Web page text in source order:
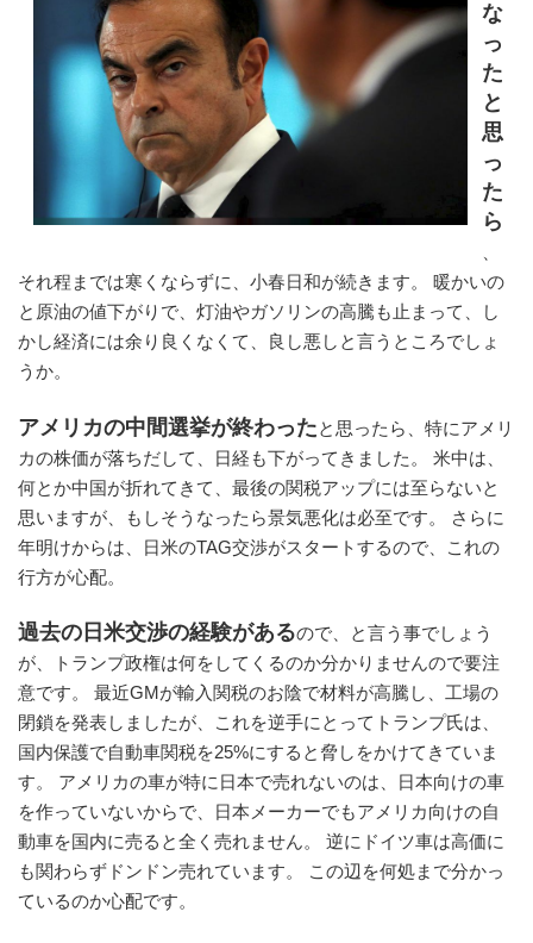
な
っ
た
と
思
っ
た
ら
それ程までは寒くならずに、小春日和が続きます。 暖かいの
と原油の値下がりで、灯油やガソリンの高騰も止まって、し
かし経済には余り良くなくて、良し悪しと言うところでしょ
うか。
アメリカの中間選挙が終わったと思ったら、特にアメリ
カの株価が落ちだして、日経も下がってきました。 米中は、
何とか中国が折れてきて、最後の関税アップには至らないと
思いますが、もしそうなったら景気悪化は必至です。 さらに
年明けからは、日米のTAG交渉がスタートするので、これの
行方が心配。
過去の日米交渉の経験があるので、と言う事でしょう
が、トランプ政権は何をしてくるのか分かりませんので要注
意です。 最近GMが輸入関税のお陰で材料が高騰し、工場の
閉鎖を発表しましたが、これを逆手にとってトランプ氏は、
国内保護で自動車関税を25%にすると脅しをかけてきていま
す。 アメリカの車が特に日本で売れないのは、日本向けの車
を作っていないからで、日本メーカーでもアメリカ向けの自
動車を国内に売ると全く売れません。 逆にドイツ車は高価に
も関わらずドンドン売れています。 この辺を何処まで分かっ
ているのか心配です。